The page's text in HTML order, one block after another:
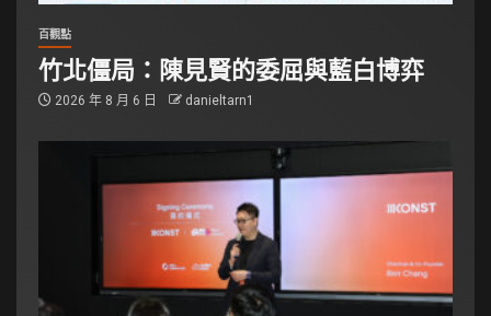
百觀點
竹北僵局：陳見賢的委屈與藍白博弈
2026 年 8 月 6 日 danieltarn1